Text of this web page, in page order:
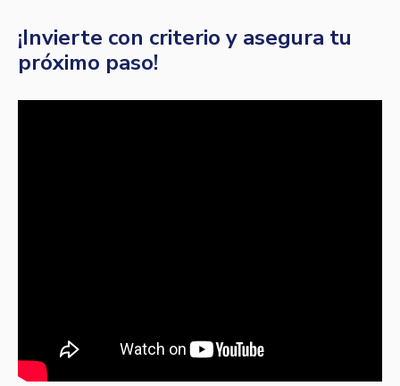
¡Invierte con criterio y asegura tu
próximo paso!